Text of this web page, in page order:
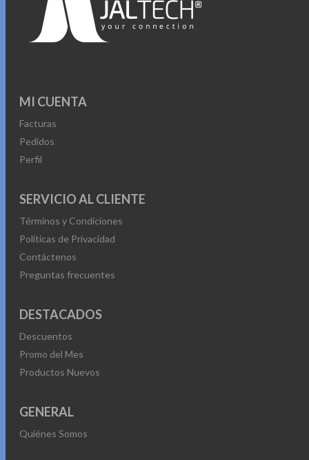
MI CUENTA
Facturas
Pedidos
Perfil
SERVICIO AL CLIENTE
Términos y Condiciones
Políticas de Privacidad
Contáctenos
Preguntas frecuentes
DESTACADOS
Descuentos
Promo del Mes
Productos Nuevos
GENERAL
Quiénes Somos